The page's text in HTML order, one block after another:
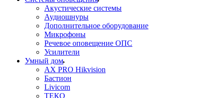
Акустические системы
Аудиошнуры
Дополнительное оборудование
Микрофоны
Речевое оповещение ОПС
Усилители
Умный дом
AX PRO Hikvision
Бастион
Livicom
ТЕКО